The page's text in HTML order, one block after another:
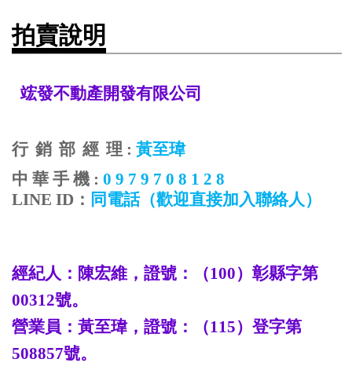
拍賣說明
竤發不動產開發有限公司
行 銷 部 經 理 : 黃至瑋
中 華 手 機 : 0 9 7 9 7 0 8 1 2 8
LINE ID ： 同電話（歡迎直接加入聯絡人）
經紀人：陳宏維，證號：（100）彰縣字第
00312號。
營業員： 黃至瑋，證號：（115）登字第
508857號。